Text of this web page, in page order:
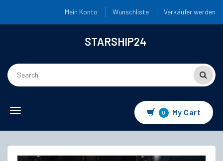
Mein Konto Wunschliste Verkäufer werden
STARSHIP24
Toggle
0 My Cart